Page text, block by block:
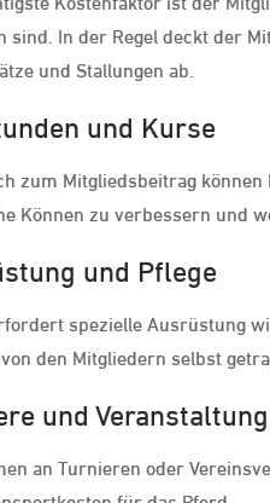
sind. In der Regel deckt der
und Stallungen ab.
und Kurse
zum Mitgliedsbeitrag
Können zu verbessern und
und Pflege
spezielle Ausrüstung
den Mitgliedern selbst
und
an Turnieren oder